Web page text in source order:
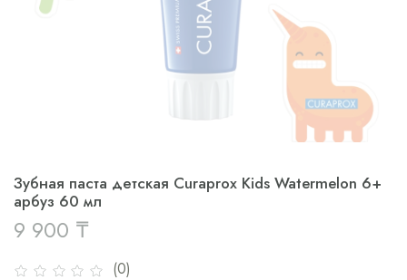
(0)
Зубная паста детская Curaprox Kids Watermelon 6+
арбуз 60 мл
9 900 ₸